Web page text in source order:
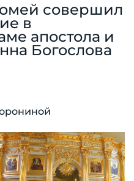
совершил
в
апостола и
Богослова